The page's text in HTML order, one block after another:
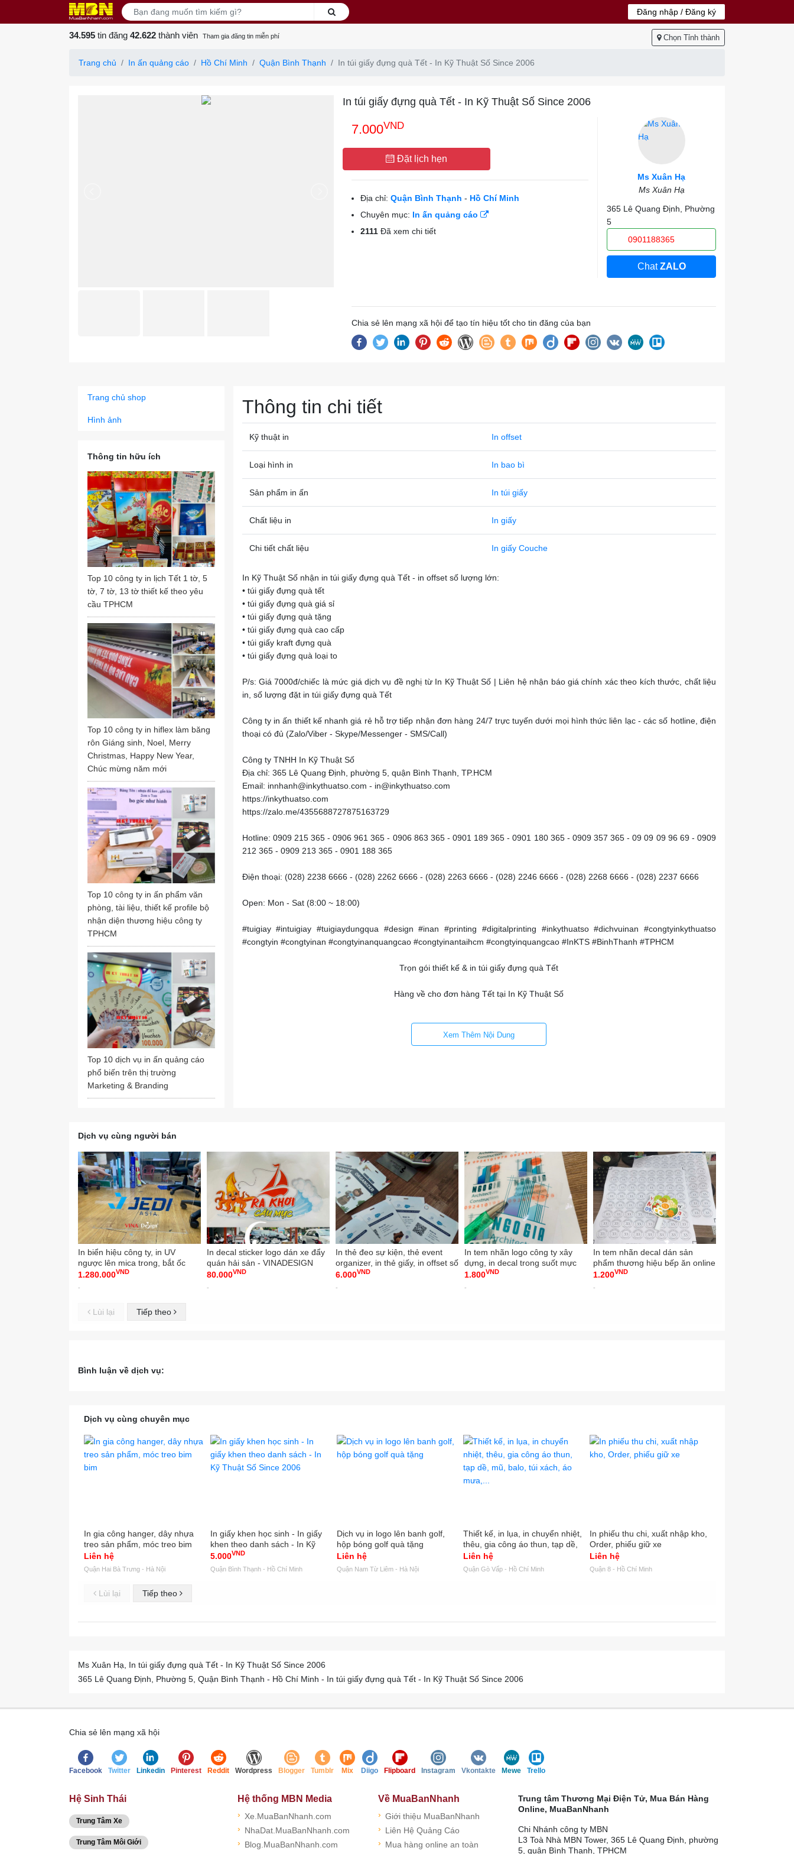
Đăng nhập / Đăng ký
34.595 tin đăng 42.622 thành viên Tham gia đăng tin miễn phí Chọn Tỉnh thành
Trang chủ In ấn quảng cáo Hồ Chí Minh Quận Bình Thạnh In túi giấy đựng quà Tết - In Kỹ Thuật Số Since 2006
In túi giấy đựng quà Tết - In Kỹ Thuật Số Since 2006
7.000VND
Đặt lịch hẹn
Địa chỉ: Quận Bình Thạnh - Hồ Chí Minh
Chuyên mục: In ấn quảng cáo
2111Đã xem chi tiết
Ms Xuân Hạ
Ms Xuân Hạ
365 Lê Quang Định, Phường
5
0901188365
ChatZALO
Chia sẻ lên mạng xã hội để tạo tín hiệu tốt cho tin đăng của bạn
Trang chủ shop
Hình ảnh
Thông tin hữu ích
Top 10 công ty in lịch Tết 1 tờ, 5
tờ, 7 tờ, 13 tờ thiết kế theo yêu
cầu TPHCM
Top 10 công ty in hiflex làm băng
rôn Giáng sinh, Noel, Merry
Christmas, Happy New Year,
Chúc mừng năm mới
Top 10 công ty in ấn phẩm văn
phòng, tài liệu, thiết kế profile bộ
nhận diện thương hiệu công ty
TPHCM
Top 10 dịch vụ in ấn quảng cáo
phổ biến trên thị trường
Marketing & Branding
Thông tin chi tiết
Kỹ thuật in In offset
Loại hình in In bao bì
Sản phẩm in ấn In túi giấy
Chất liệu in In giấy
Chi tiết chất liệu In giấy Couche
In Kỹ Thuật Số nhận in túi giấy đựng quà Tết - in offset số lượng lớn:
• túi giấy đựng quà tết
• túi giấy đựng quà giá sỉ
• túi giấy đựng quà tặng
• túi giấy đựng quà cao cấp
• túi giấy kraft đựng quà
• túi giấy đựng quà loại to
P/s: Giá 7000đ/chiếc là mức giá dịch vụ đề nghị từ In Kỹ Thuật Số | Liên hệ nhận báo giá chính xác theo kích thước, chất liệu
in, số lượng đặt in túi giấy đựng quà Tết
Công ty in ấn thiết kế nhanh giá rẻ hỗ trợ tiếp nhận đơn hàng 24/7 trực tuyến dưới mọi hình thức liên lạc - các số hotline, điện
thoại có đủ (Zalo/Viber - Skype/Messenger - SMS/Call)
Công ty TNHH In Kỹ Thuật Số
Địa chỉ: 365 Lê Quang Định, phường 5, quận Bình Thạnh, TP.HCM
Email: innhanh@inkythuatso.com - in@inkythuatso.com
https://inkythuatso.com
https://zalo.me/4355688727875163729
Hotline: 0909 215 365 - 0906 961 365 - 0906 863 365 - 0901 189 365 - 0901 180 365 - 0909 357 365 - 09 09 09 96 69 - 0909
212 365 - 0909 213 365 - 0901 188 365
Điện thoại: (028) 2238 6666 - (028) 2262 6666 - (028) 2263 6666 - (028) 2246 6666 - (028) 2268 6666 - (028) 2237 6666
Open: Mon - Sat (8:00 ~ 18:00)
#tuigiay #intuigiay #tuigiaydungqua #design #inan #printing #digitalprinting #inkythuatso #dichvuinan #congtyinkythuatso
#congtyin #congtyinan #congtyinanquangcao #congtyinantaihcm #congtyinquangcao #InKTS #BinhThanh #TPHCM
Trọn gói thiết kế & in túi giấy đựng quà Tết
Hàng về cho đơn hàng Tết tại In Kỹ Thuật Số
liền
Xem Thêm Nội Dung
Dịch vụ cùng người bán
In biển hiệu công ty, in UV
ngược lên mica trong, bắt ốc
kiểu treo tường - VINADESIGN
1.280.000VND
-
In decal sticker logo dán xe đẩy
quán hải sản - VINADESIGN
80.000VND
-
In thẻ đeo sự kiện, thẻ event
organizer, in thẻ giấy, in offset số
lượng nhiều - VINADESIGN
6.000VND
-
In tem nhãn logo công ty xây
dựng, in decal trong suốt mực
dầu, cắt bế từng tem -
1.800VND
-
In tem nhãn decal dán sản
phẩm thương hiệu bếp ăn online
- VINADESIGN
1.200VND
-
Lùi lại Tiếp theo
Bình luận về dịch vụ:
Dịch vụ cùng chuyên mục
In gia công hanger, dây nhựa
treo sản phẩm, móc treo bim
bim
Liên hệ
Quận Hai Bà Trưng - Hà Nội
In giấy khen học sinh - In giấy
khen theo danh sách - In Kỹ
Thuật Số Since 2006
5.000VND
Quận Bình Thạnh - Hồ Chí Minh
Dịch vụ in logo lên banh golf,
hộp bóng golf quà tặng
Liên hệ
Quận Nam Từ Liêm - Hà Nội
Thiết kế, in lụa, in chuyển nhiệt,
thêu, gia công áo thun, tạp dề,
mũ, balo, túi xách, áo mưa,...
Liên hệ
Quận Gò Vấp - Hồ Chí Minh
In phiếu thu chi, xuất nhập kho,
Order, phiếu giữ xe
Liên hệ
Quận 8 - Hồ Chí Minh
Lùi lại Tiếp theo
Ms Xuân Hạ, In túi giấy đựng quà Tết - In Kỹ Thuật Số Since 2006
365 Lê Quang Định, Phường 5, Quận Bình Thạnh - Hồ Chí Minh - In túi giấy đựng quà Tết - In Kỹ Thuật Số Since 2006
Chia sẻ lên mạng xã hội
Facebook Twitter Linkedin Pinterest Reddit Wordpress Blogger Tumblr Mix Diigo Flipboard Instagram Vkontakte Mewe Trello
Hệ Sinh Thái
Trung Tâm Xe
Trung Tâm Môi Giới
Hệ thống MBN Media
› Xe.MuaBanNhanh.com
› NhaDat.MuaBanNhanh.com
› Blog.MuaBanNhanh.com
Về MuaBanNhanh
› Giới thiệu MuaBanNhanh
› Liên Hệ Quảng Cáo
› Mua hàng online an toàn
Trung tâm Thương Mại Điện Tử, Mua Bán Hàng
Online, MuaBanNhanh
Chi Nhánh công ty MBN
L3 Toà Nhà MBN Tower, 365 Lê Quang Định, phường
5, quận Bình Thạnh, TPHCM